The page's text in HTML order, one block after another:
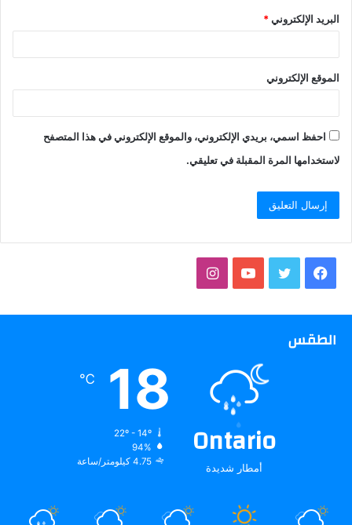
البريد الإلكتروني*
الموقع الإلكتروني
احفظ اسمي، بريدي الإلكتروني، والموقع الإلكتروني في هذا المتصفح
لاستخدامها المرة المقبلة في تعليقي.
فيسبوك تويتر يوتيوبانستقرام
الطقس
Ontario
أمطار شديدة
18
℃
22º - 14º
94%
4.75 كيلومتر/ساعة